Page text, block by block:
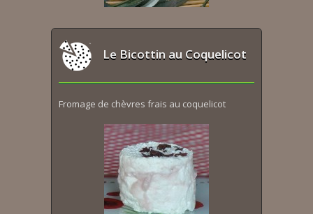
Le Bicottin au Coquelicot
Fromage de chèvres frais au coquelicot